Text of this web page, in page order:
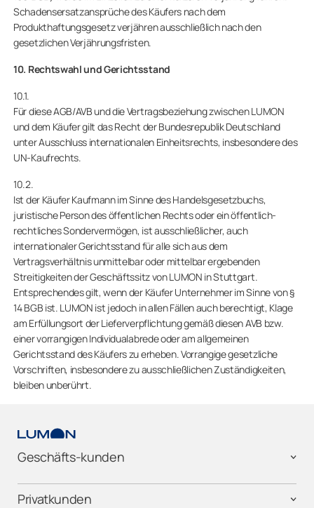
Schadensersatzansprüche des Käufers nach dem
Produkthaftungsgesetz verjähren ausschließlich nach den
gesetzlichen Verjährungsfristen.
10. Rechtswahl und Gerichtsstand
10.1.
Für diese AGB/AVB und die Vertragsbeziehung zwischen LUMON
und dem Käufer gilt das Recht der Bundesrepublik Deutschland
unter Ausschluss internationalen Einheitsrechts, insbesondere des
UN-Kaufrechts.
10.2.
Ist der Käufer Kaufmann im Sinne des Handelsgesetzbuchs,
juristische Person des öffentlichen Rechts oder ein öffentlich-
rechtliches Sondervermögen, ist ausschließlicher, auch
internationaler Gerichtsstand für alle sich aus dem
Vertragsverhältnis unmittelbar oder mittelbar ergebenden
Streitigkeiten der Geschäftssitz von LUMON in Stuttgart.
Entsprechendes gilt, wenn der Käufer Unternehmer im Sinne von §
14 BGB ist. LUMON ist jedoch in allen Fällen auch berechtigt, Klage
am Erfüllungsort der Lieferverpflichtung gemäß diesen AVB bzw.
einer vorrangigen Individualabrede oder am allgemeinen
Gerichtsstand des Käufers zu erheben. Vorrangige gesetzliche
Vorschriften, insbesondere zu ausschließlichen Zuständigkeiten,
bleiben unberührt.
Geschäfts-kunden
Privatkunden